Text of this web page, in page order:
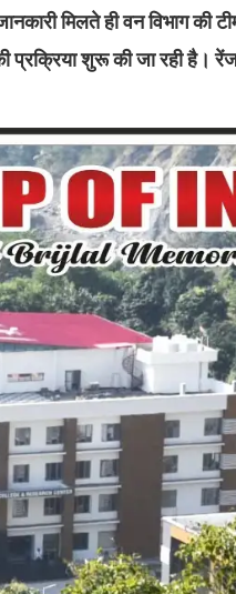
मिलते ही वन विभाग
प्रक्रिया शुरू की जा रही